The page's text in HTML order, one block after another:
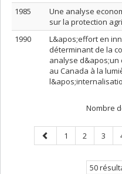
1985
Une analyse
sur la protection
1990
L&apos;effort en
déterminant de la
analyse
au Canada à la
Nombre
Page
précédente
Page
1 Page
2 Page
3
50